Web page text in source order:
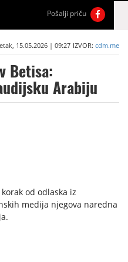
Pošalji priču
15.05.2026 | 09:27 IZVOR: cdm.me
Betisa:
Arabiju
od odlaska iz
medija njegova naredna